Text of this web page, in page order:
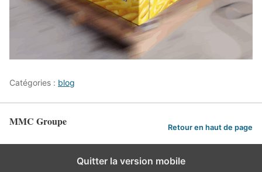
Catégories : blog
MMC Groupe Retour en haut de page
Quitter la version mobile